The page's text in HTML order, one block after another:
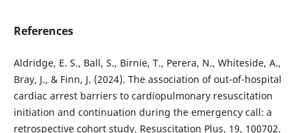
References
Aldridge, E. S., Ball, S., Birnie, T., Perera, N., Whiteside, A.,
Bray, J., & Finn, J. (2024). The association of out-of-hospital
cardiac arrest barriers to cardiopulmonary resuscitation
initiation and continuation during the emergency call: a
retrospective cohort study. Resuscitation Plus, 19, 100702.